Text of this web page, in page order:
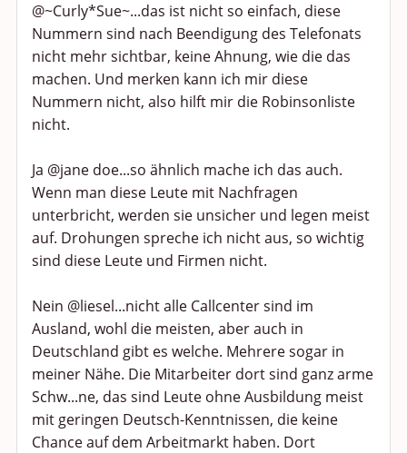
@~Curly*Sue~...das ist nicht so einfach, diese
Nummern sind nach Beendigung des Telefonats
nicht mehr sichtbar, keine Ahnung, wie die das
machen. Und merken kann ich mir diese
Nummern nicht, also hilft mir die Robinsonliste
nicht.
Ja @jane doe...so ähnlich mache ich das auch.
Wenn man diese Leute mit Nachfragen
unterbricht, werden sie unsicher und legen meist
auf. Drohungen spreche ich nicht aus, so wichtig
sind diese Leute und Firmen nicht.
Nein @liesel...nicht alle Callcenter sind im
Ausland, wohl die meisten, aber auch in
Deutschland gibt es welche. Mehrere sogar in
meiner Nähe. Die Mitarbeiter dort sind ganz arme
Schw...ne, das sind Leute ohne Ausbildung meist
mit geringen Deutsch-Kenntnissen, die keine
Chance auf dem Arbeitmarkt haben. Dort